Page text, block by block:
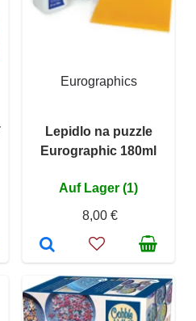
Eurographics
Lepidlo na puzzle
Eurographic 180ml
Auf Lager (1)
8,00 €